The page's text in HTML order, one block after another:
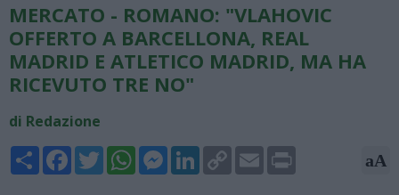
MERCATO - ROMANO: "VLAHOVIC
OFFERTO A BARCELLONA, REAL
MADRID E ATLETICO MADRID, MA HA
RICEVUTO TRE NO"
di Redazione
Share FacebookTwitterWhatsAppMessengerLinkedInCopy
Link
Email aA